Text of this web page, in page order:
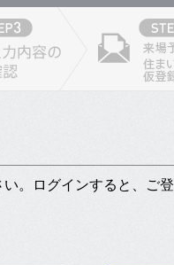
。ログインすると、ご